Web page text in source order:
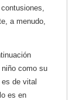
a menudo,
como su
de vital
es en